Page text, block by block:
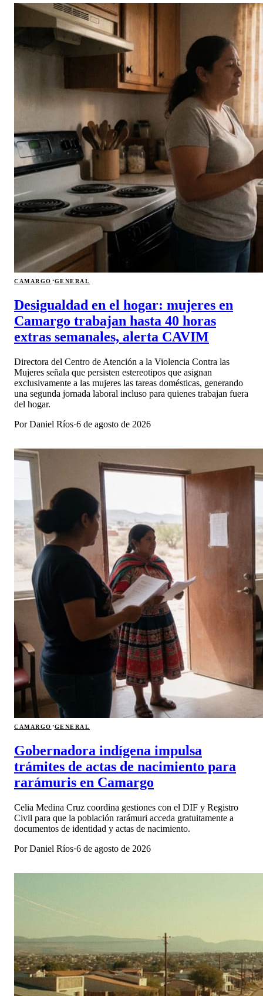
CAMARGO ·GENERAL
Desigualdad en el hogar: mujeres en
Camargo trabajan hasta 40 horas
extras semanales, alerta CAVIM
Directora del Centro de Atención a la Violencia Contra las
Mujeres señala que persisten estereotipos que asignan
exclusivamente a las mujeres las tareas domésticas, generando
una segunda jornada laboral incluso para quienes trabajan fuera
del hogar.
PorDaniel Ríos·6 de agosto de 2026
CAMARGO ·GENERAL
Gobernadora indígena impulsa
trámites de actas de nacimiento para
rarámuris en Camargo
Celia Medina Cruz coordina gestiones con el DIF y Registro
Civil para que la población rarámuri acceda gratuitamente a
documentos de identidad y actas de nacimiento.
PorDaniel Ríos·6 de agosto de 2026